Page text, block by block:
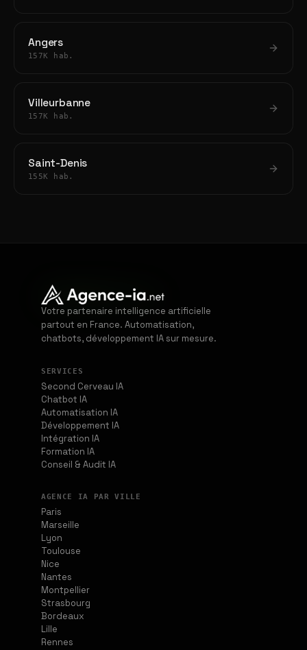
Angers
157K hab.
Villeurbanne
157K hab.
Saint-Denis
155K hab.
Votre partenaire intelligence artificielle
partout en France. Automatisation,
chatbots, développement IA sur mesure.
SERVICES
Second Cerveau IA
Chatbot IA
Automatisation IA
Développement IA
Intégration IA
Formation IA
Conseil & Audit IA
AGENCE IA PAR VILLE
Paris
Marseille
Lyon
Toulouse
Nice
Nantes
Montpellier
Strasbourg
Bordeaux
Lille
Rennes